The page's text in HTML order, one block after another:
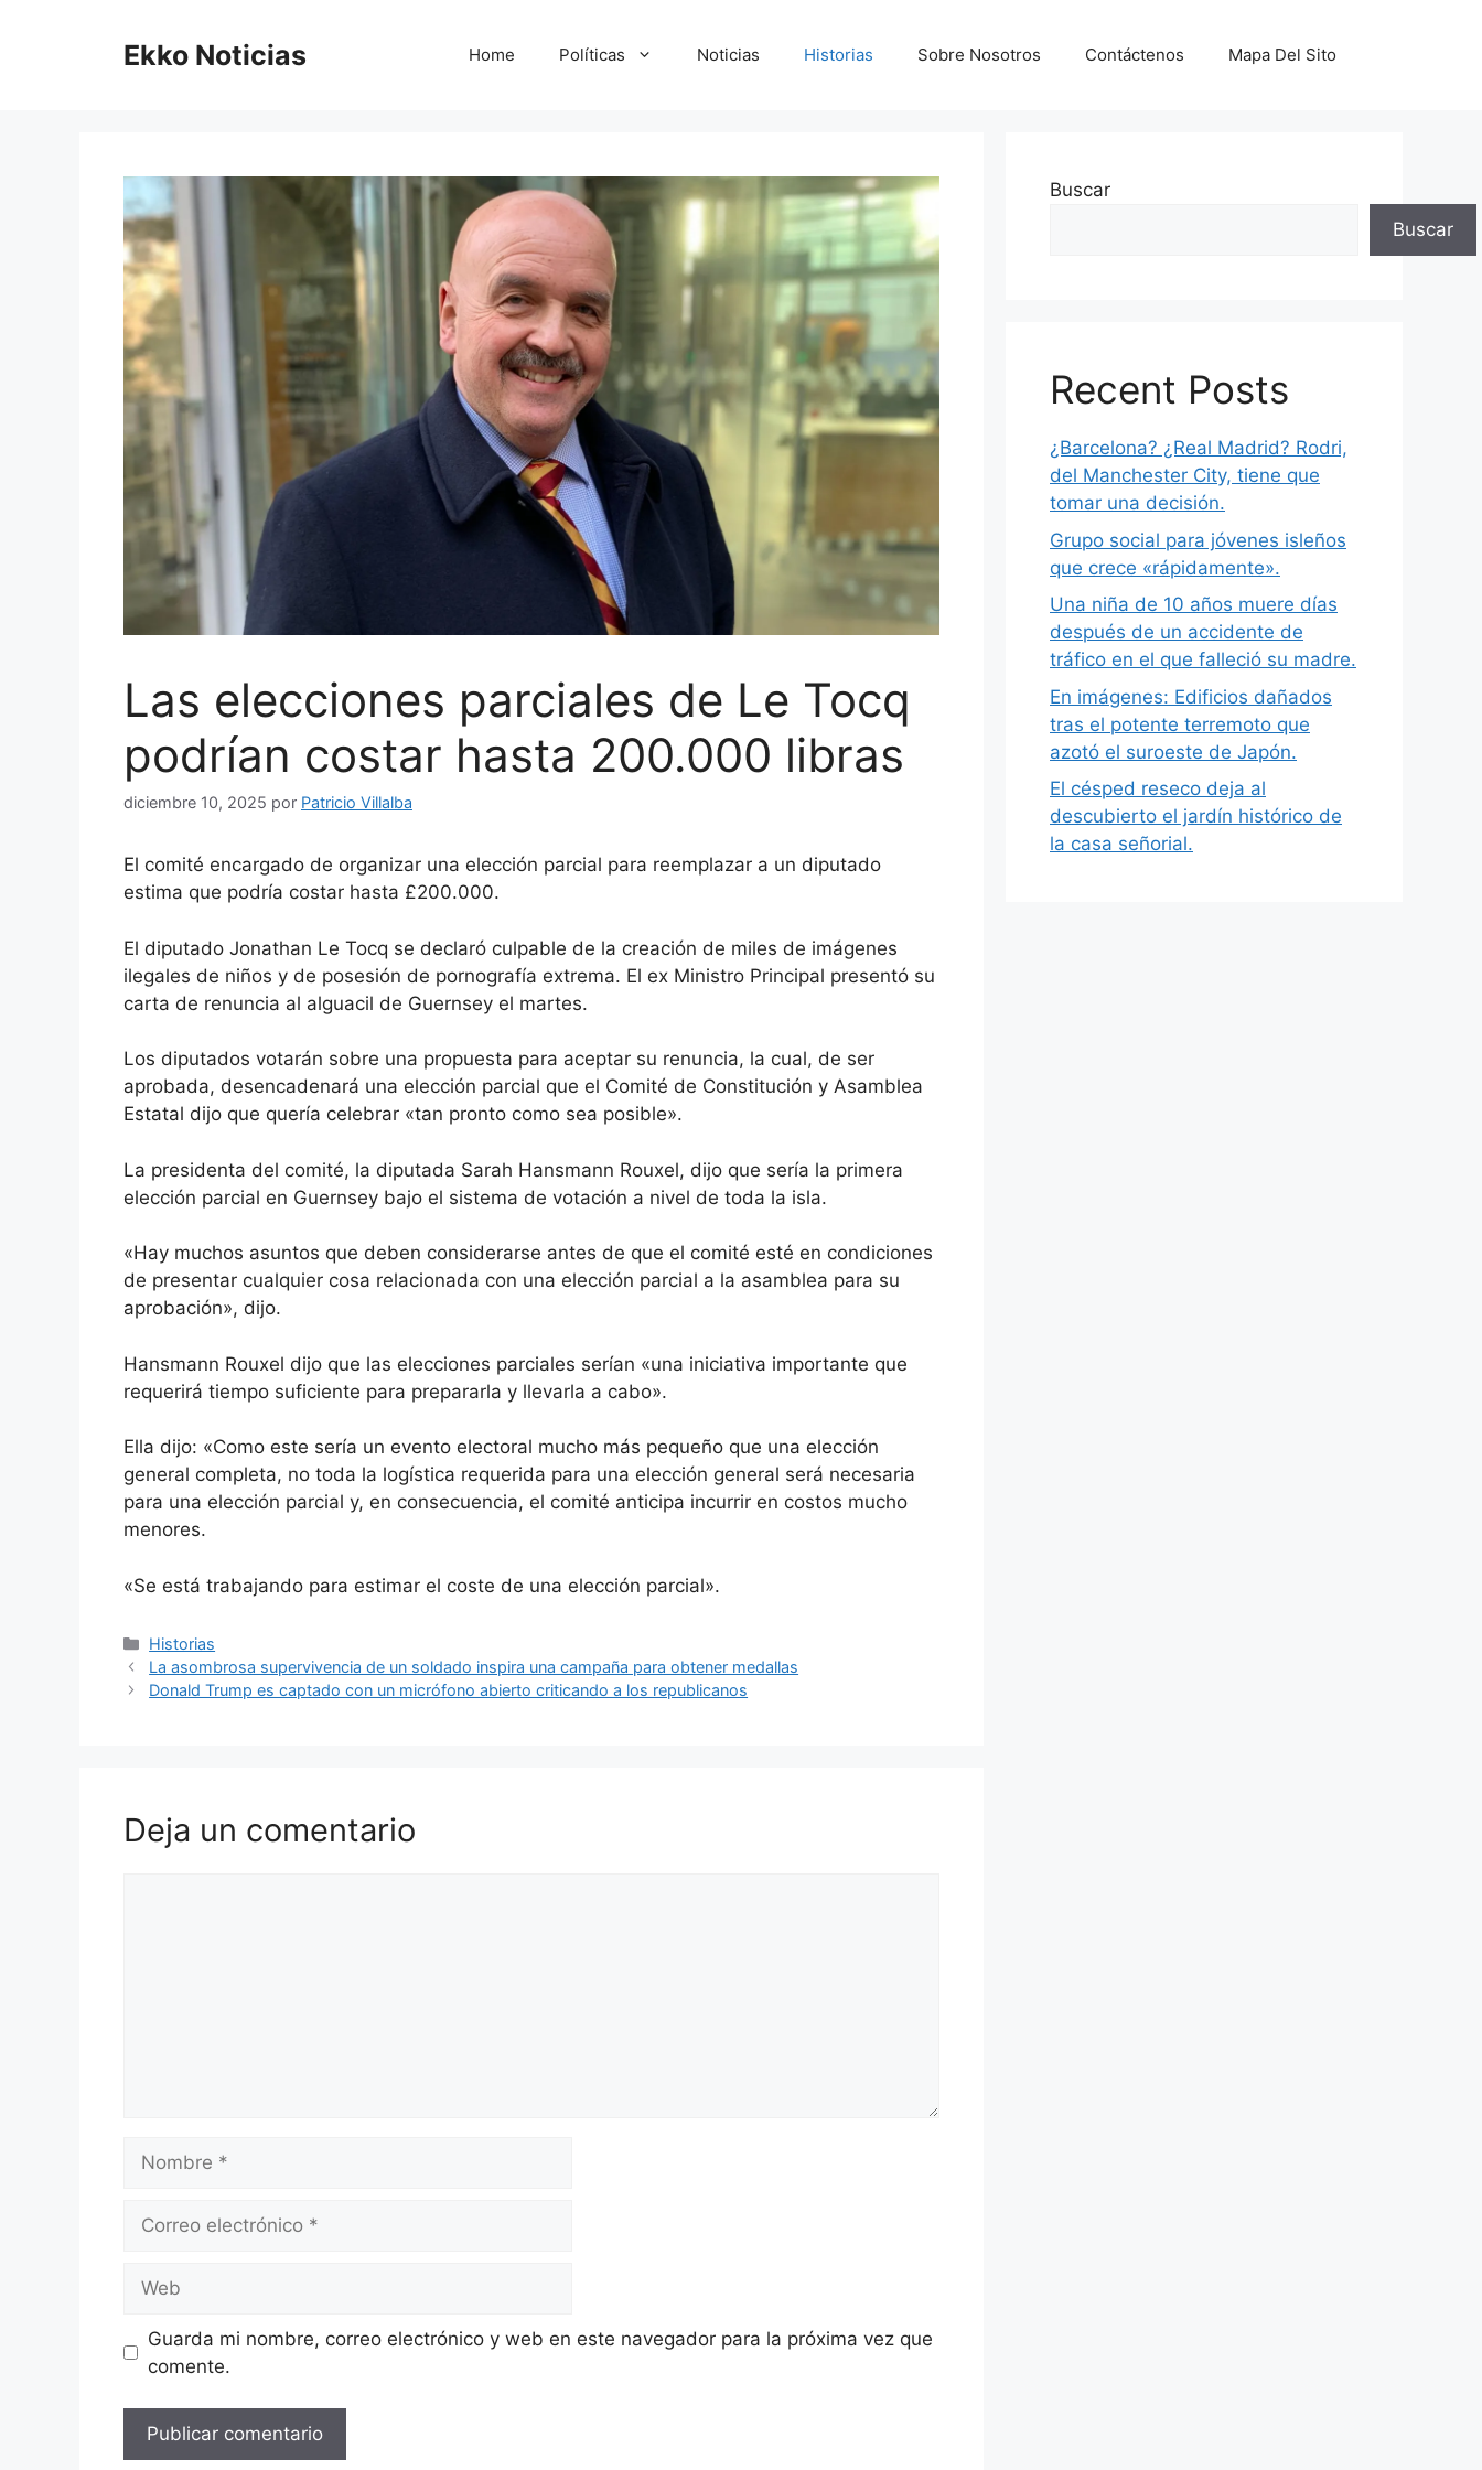
Ekko Noticias Home Políticas Noticias Historias Sobre Nosotros Contáctenos Mapa Del Sito
Las elecciones parciales de Le Tocq
podrían costar hasta 200.000 libras
diciembre 10, 2025 por Patricio Villalba
El comité encargado de organizar una elección parcial para reemplazar a un diputado
estima que podría costar hasta £200.000.
El diputado Jonathan Le Tocq se declaró culpable de la creación de miles de imágenes
ilegales de niños y de posesión de pornografía extrema. El ex Ministro Principal presentó su
carta de renuncia al alguacil de Guernsey el martes.
Los diputados votarán sobre una propuesta para aceptar su renuncia, la cual, de ser
aprobada, desencadenará una elección parcial que el Comité de Constitución y Asamblea
Estatal dijo que quería celebrar «tan pronto como sea posible».
La presidenta del comité, la diputada Sarah Hansmann Rouxel, dijo que sería la primera
elección parcial en Guernsey bajo el sistema de votación a nivel de toda la isla.
«Hay muchos asuntos que deben considerarse antes de que el comité esté en condiciones
de presentar cualquier cosa relacionada con una elección parcial a la asamblea para su
aprobación», dijo.
Hansmann Rouxel dijo que las elecciones parciales serían «una iniciativa importante que
requerirá tiempo suficiente para prepararla y llevarla a cabo».
Ella dijo: «Como este sería un evento electoral mucho más pequeño que una elección
general completa, no toda la logística requerida para una elección general será necesaria
para una elección parcial y, en consecuencia, el comité anticipa incurrir en costos mucho
menores.
«Se está trabajando para estimar el coste de una elección parcial».
Categorías
Historias
La asombrosa supervivencia de un soldado inspira una campaña para obtener medallas
Donald Trump es captado con un micrófono abierto criticando a los republicanos
Deja un comentario
electrónico
Guarda mi nombre, correo electrónico y web en este navegador para la próxima vez que
comente.
Buscar
Buscar
Recent Posts
¿Barcelona? ¿Real Madrid? Rodri,
del Manchester City, tiene que
tomar una decisión.
Grupo social para jóvenes isleños
que crece «rápidamente».
Una niña de 10 años muere días
después de un accidente de
tráfico en el que falleció su madre.
En imágenes: Edificios dañados
tras el potente terremoto que
azotó el suroeste de Japón.
El césped reseco deja al
descubierto el jardín histórico de
la casa señorial.